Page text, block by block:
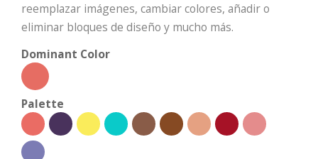
reemplazar imágenes, cambiar colores, añadir o
eliminar bloques de diseño y mucho más.
Dominant Color
Palette